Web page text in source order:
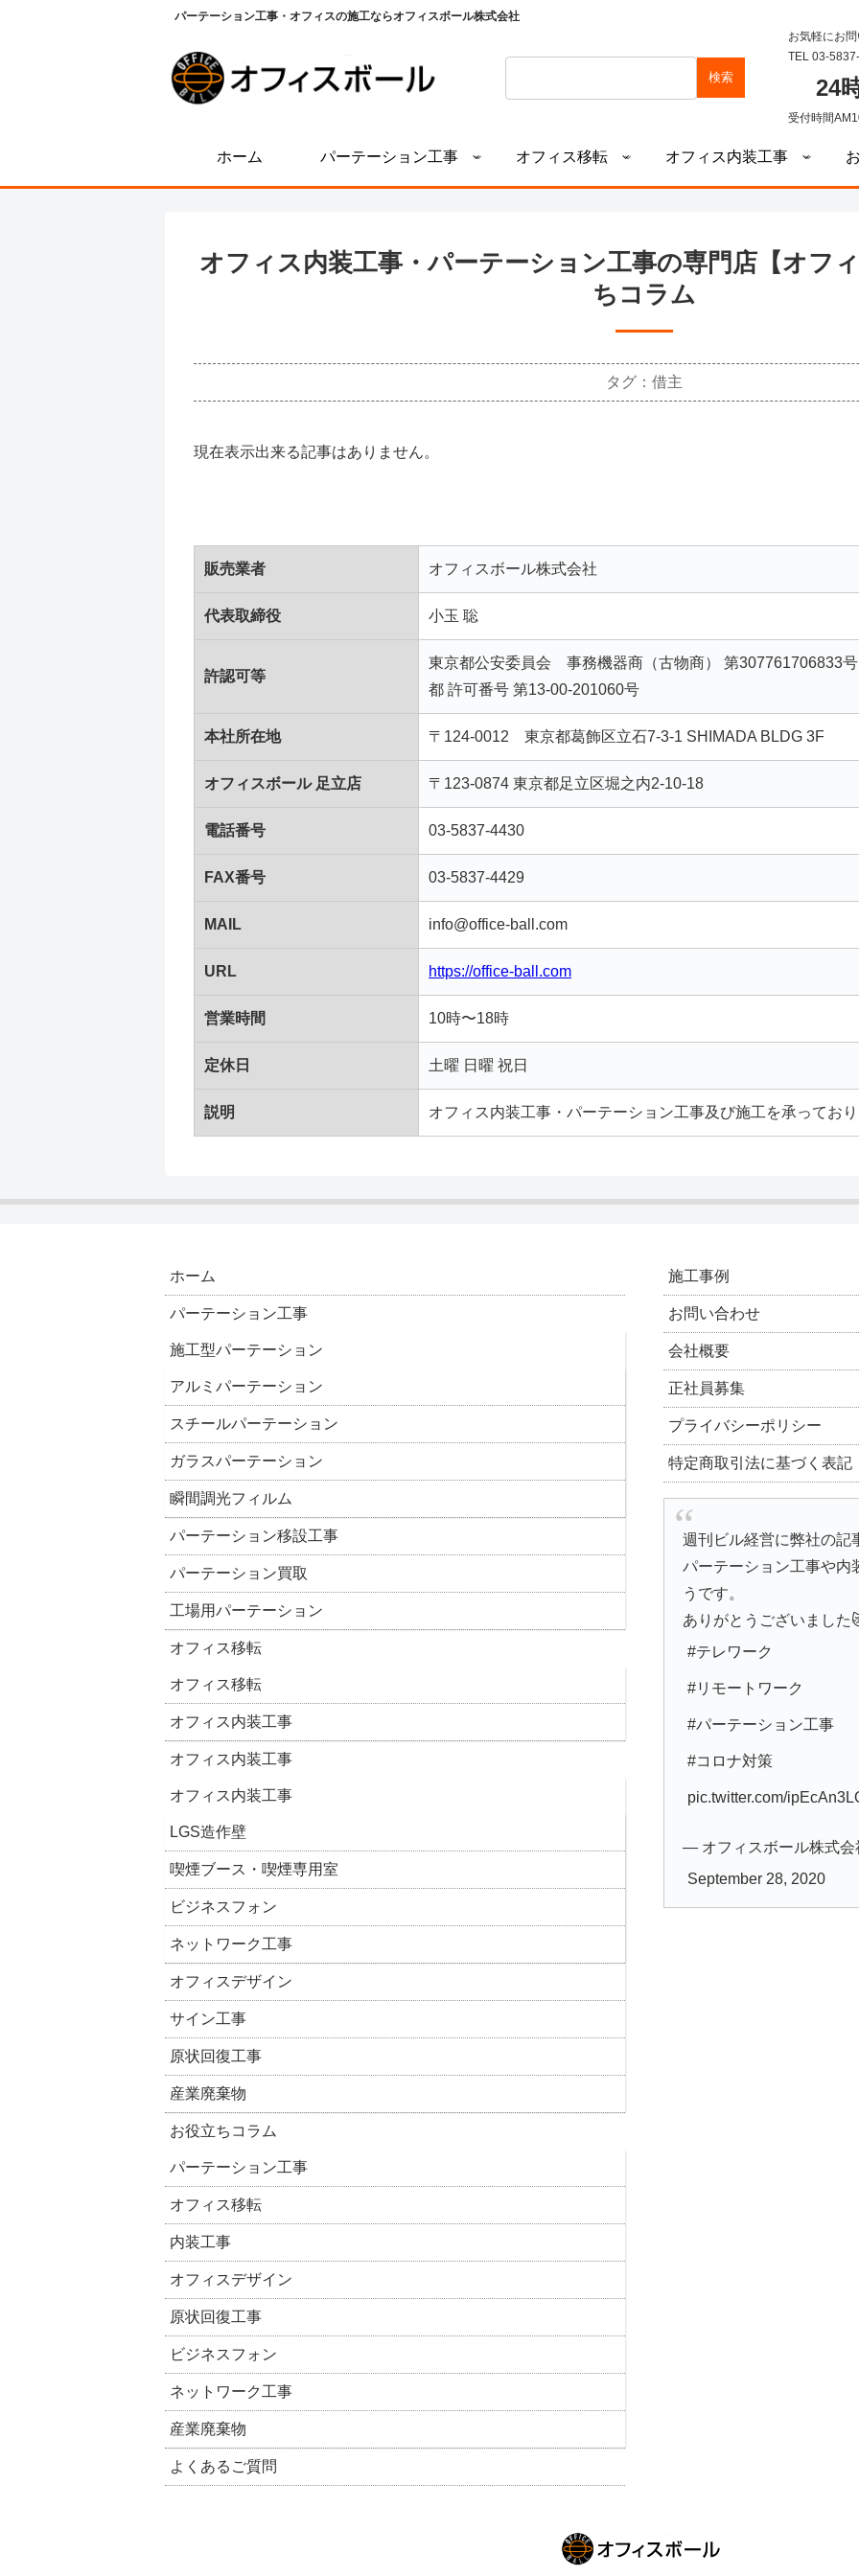
パーテーション工事・オフィスの施工ならオフィスボール株式会社
検索
お気軽にお
TEL 03-
24
受付時間
ホーム パーテーション工事 オフィス移転 オフィス内装工事
オフィス内装工事・パーテーション工事の専門店【オフ
ちコラム
タグ：借主
現在表示出来る記事はありません。
販売業者 オフィスボール株式会社
代表取締役 小玉 聡
許認可等
東京都公安委員会 事務機器商（古物商） 第307761706833
都 許可番号 第13-00-201060号
本社所在地 〒124-0012 東京都葛飾区立石7-3-1 SHIMADA BLDG 3F
オフィスボール 足立店 〒123-0874 東京都足立区堀之内2-10-18
電話番号 03-5837-4430
FAX番号 03-5837-4429
MAIL info@office-ball.com
URL https://office-ball.com
営業時間 10時〜18時
定休日 土曜 日曜 祝日
説明 オフィス内装工事・パーテーション工事及び施工を承ってお
ホーム
パーテーション工事
施工型パーテーション
アルミパーテーション
スチールパーテーション
ガラスパーテーション
瞬間調光フィルム
パーテーション移設工事
パーテーション買取
工場用パーテーション
オフィス移転
オフィス移転
オフィス内装工事
オフィス内装工事
オフィス内装工事
LGS造作壁
喫煙ブース・喫煙専用室
ビジネスフォン
ネットワーク工事
オフィスデザイン
サイン工事
原状回復工事
産業廃棄物
お役立ちコラム
パーテーション工事
オフィス移転
内装工事
オフィスデザイン
原状回復工事
ビジネスフォン
ネットワーク工事
産業廃棄物
よくあるご質問
施工事例
お問い合わせ
会社概要
正社員募集
プライバシーポリシー
特定商取引法に基づく表記
週刊ビル経営に弊社の記
パーテーション工事や内
うです。
ありがとうございました
#テレワーク
#リモートワーク
#パーテーション工事
#コロナ対策
pic.twitter.com/
— オフィスボール株式会
September 28, 2020